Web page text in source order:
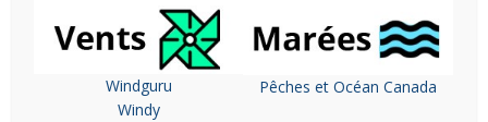
Windguru
Windy
Pêches et Océan Canada